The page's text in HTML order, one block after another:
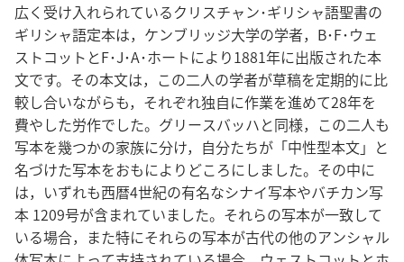
広く受け入れられているクリスチャン･ギリシャ語聖書の
ギリシャ語定本は，ケンブリッジ大学の学者，B･F･ウェ
ストコットとF･J･A･ホートにより1881年に出版された本
文です。その本文は，この二人の学者が草稿を定期的に比
較し合いながらも，それぞれ独自に作業を進めて28年を
費やした労作でした。グリースバッハと同様，この二人も
写本を幾つかの家族に分け，自分たちが「中性型本文」と
名づけた写本をおもによりどころにしました。その中に
は，いずれも西暦4世紀の有名なシナイ写本やバチカン写
本 1209号が含まれていました。それらの写本が一致して
いる場合，また特にそれらの写本が古代の他のアンシャル